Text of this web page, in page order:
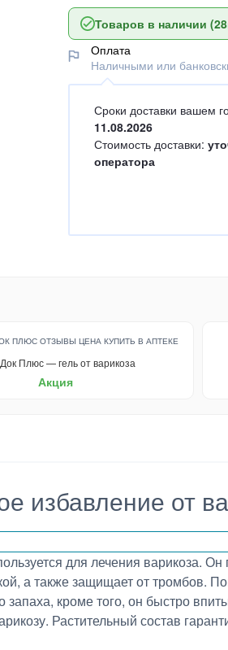
Товаров в наличии
Оплата
Наличными или
Сроки доставки вашем
11.08.2026
Стоимость доставки:
оператора
Плюс — гель от варикоза
Акция
избавление от
для лечения варикоза.
а также защищает от тромбов.
кроме того, он быстро
Растительный состав